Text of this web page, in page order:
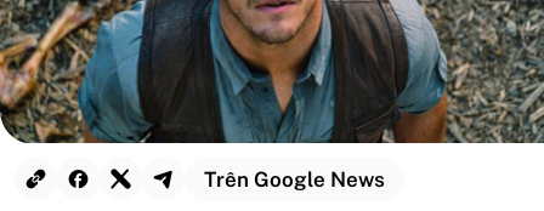
Trên Google News